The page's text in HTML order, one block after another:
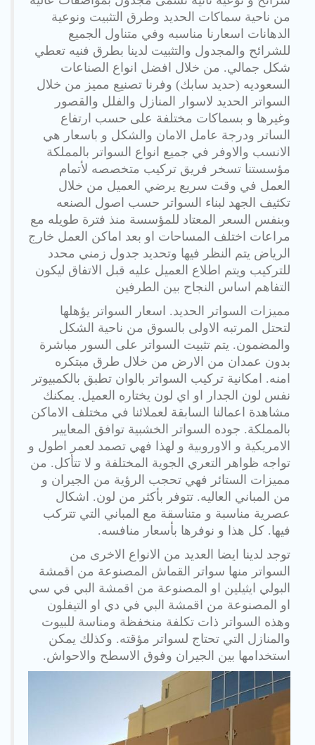
من ناحية سماكات الحديد وطرق التثبيت ونوعية
الدهانات اسعارنا مناسبه وفي متناول الجميع
للشرائح والمجدول والتثبيت لدينا بطرق فنيه تعطي
شكل جمالي. من خلال افضل انواع الصناعات
السعوديه (حديد سابك) وفرنا تصنيع مميز من خلال
السواتر الحديد لاسوار المنازل والفلل والقصور
وغيرها و بسماكات مختلفة على حسب ارتفاع
الساتر ودرجة عامل الامان والشكل و باسعار هي
الانسب والاوفر في جميع انواع السواتر بالمملكة
مؤسستنا تسخر فريق تركيب متخصصه لأتمام
العمل في وقت سريع يرضي العميل من خلال
تكثيف الجهد لبناء السواتر حسب اصول الصنعه
وبنفس السعر المعتاد للمؤسسة منذ فترة طويله مع
مراعات اختلف المساحات او بعد اماكن العمل خارج
الرياض يتم النظر فيها وتحديد جدول زمني محدد
للتركيب ويتم اطلاع العميل عليه قبل الاتفاق ليكون
التفاهم اساس النجاح بين الطرفين
مميزات السواتر الحديد. اسعار السواتر يؤهلها
لتحتل المرتبه الاولى بالسوق من ناحية الشكل
والمضمون. يتم تثبيت السواتر على السور مباشرة
بدون عمدان من الارض من خلال طرق مبتكره
امنه. امكانية تركيب السواتر بالوان تطبق بالكمبيوتر
نفس لون الجدار او اي لون يختاره العميل. يمكنك
مشاهدة اعمالنا السابقة لعملائنا في مختلف الاماكن
بالمملكة. جوده السواتر الخشبية توافق المعايير
الامريكية و الاوروبية و لهذا فهي تصمد لعمر اطول و
تواجه ظواهر التعري الجوية المختلفة و لا تتأكل. من
مميزات الستائر فهي تحجب الرؤية من الجيران و
من المباني العاليه. تتوفر بأكثر من لون. اشكال
عصرية مناسبة و متناسقة مع المباني التي تتركب
فيها. كل هذا و نوفرها بأسعار منافسه.
توجد لدينا ايضا العديد من الانواع الاخرى من
السواتر منها سواتر القماش المصنوعة من اقمشة
البولي ايثيلين او المصنوعة من اقمشة البي في سي
او المصنوعة من اقمشة البي في دي او التيفلون
وهذه السواتر ذات تكلفة منخفظة ومناسة للبيوت
والمنازل التي تحتاج لسواتر مؤقته. وكذلك يمكن
استخدامها بين الجيران وفوق الاسطح والاحواش.